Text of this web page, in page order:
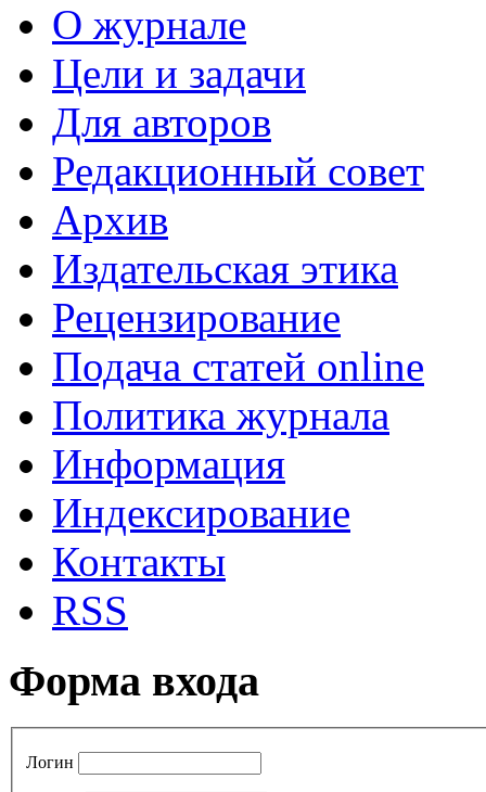
О журнале
Цели и задачи
Для авторов
Редакционный совет
Архив
Издательская этика
Рецензирование
Подача статей online
Политика журнала
Информация
Индексирование
Контакты
RSS
Форма входа
Логин